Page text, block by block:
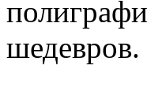
шедевров.